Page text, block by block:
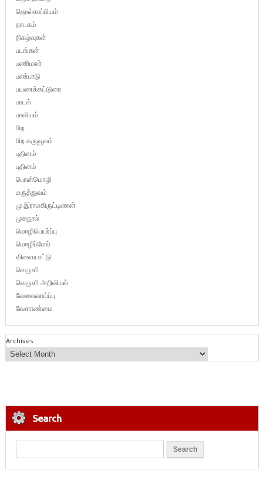
தொல்காப்பியம்
நாடகம்
நிகழ்வுகள்
படங்கள்
பணிமலர்
பண்பாடு
பயணக்கட்டுரை
பாடல்
பாவியம்
பிற
பிற கருவூலம்
புதினம்
புதினம்
பொன்மொழி
மருத்துவம்
மு.இராமகிருட்டிணன்
முகநூல்
மொழிபெயர்ப்பு
மொழிப்போர்
விளையாட்டு
வெருளி
வெருளி அறிவியல்
வேலைவாய்ப்பு
வேளாண்மை
Archives
Search